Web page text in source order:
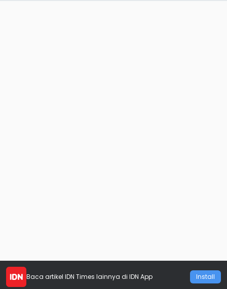
Baca artikel IDN Times lainnya di IDN App Install